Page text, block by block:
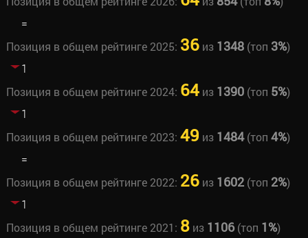
=
Позиция в общем рейтинге 2025: 36из 1348(топ 3%)
1
Позиция в общем рейтинге 2024: 64из 1390(топ 5%)
1
Позиция в общем рейтинге 2023: 49 из 1484(топ 4%)
=
Позиция в общем рейтинге 2022: 26из 1602(топ 2%)
1
Позиция в общем рейтинге 2021: 8из 1106(топ 1%)